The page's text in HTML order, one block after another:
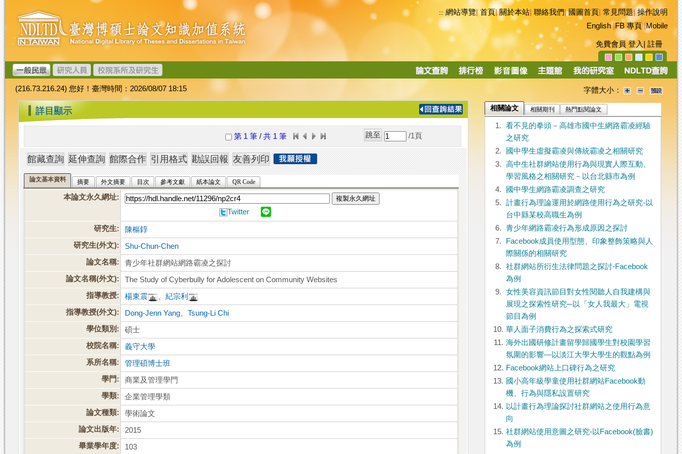
跳
到
主
要
內
容
臺
灣
博
碩
士
論
文
加
值
系
統
::: 網站導覽|首頁|關於本站 聯絡我們|國圖首頁 常見問題|操作說明
English|FB 專頁|Mobile
免費會員 登入 註冊
導
(216.73.216.24) 您好！臺灣時間：2026/08/07 18:15 字體大小：
::: 詳目顯示
第 1 筆 / 共 1 筆 /1 頁
論文基本資料 摘要 外文摘要 目次 參考文獻 紙本論文 QR Code
本論文永久網址: 複製永久網址
Twitter
研究生:
陳樞錞
研究生(外文):
Shu-Chun-Chen
論文名稱:
青少年社群網站網路霸凌之探討
論文名稱(外文):
The Study of Cyberbully for Adolescent on Community Websites
指導教授:
楊東震 、紀宗利
指導教授(外文):
Dong-Jenn Yang 、Tsung-Li Chi
學位類別:
碩士
校院名稱:
義守大學
系所名稱:
管理碩博士班
學門:
商業及管理學門
學類:
企業管理學類
論文種類:
學術論文
論文出版年:
2015
畢業學年度:
103
相關論文 相關期刊 熱門點閱論文
1.
看不見的拳頭－高雄市國中生網路霸凌經驗
之研究
2.
國中學生虛擬霸凌與傳統霸凌之相關研究
3.
高中生社群網站使用行為與現實人際互動、
學習風格之相關研究－以台北縣市為例
4.
國中學生網路霸凌調查之研究
5.
計畫行為理論運用於網路使用行為之研究-以
台中縣某校高職生為例
6.
青少年網路霸凌行為形成原因之探討
7.
Facebook成員使用型態、印象整飾策略與人
際關係的相關研究
8.
社群網站所衍生法律問題之探討-Facebook
為例
9.
女性美容資訊節目對女性閱聽人自我建構與
展現之探索性研究─以「女人我最大」電視
節目為例
10. 華人面子消費行為之探索式研究
11. 海外出國研修計畫留學歸國學生對校園學習
氛圍的影響—以淡江大學大學生的觀點為例
12. Facebook網站上口碑行為之研究
13. 國小高年級學童使用社群網站Facebook動
機、行為與隱私設置研究
14. 以計畫行為理論探討社群網站之使用行為意
向
15. 社群網站使用意圖之研究-以Facebook(臉書)
為例